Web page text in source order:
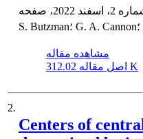
مشاهده مقاله
اصل مقاله 312.02 K
2.
Centers of